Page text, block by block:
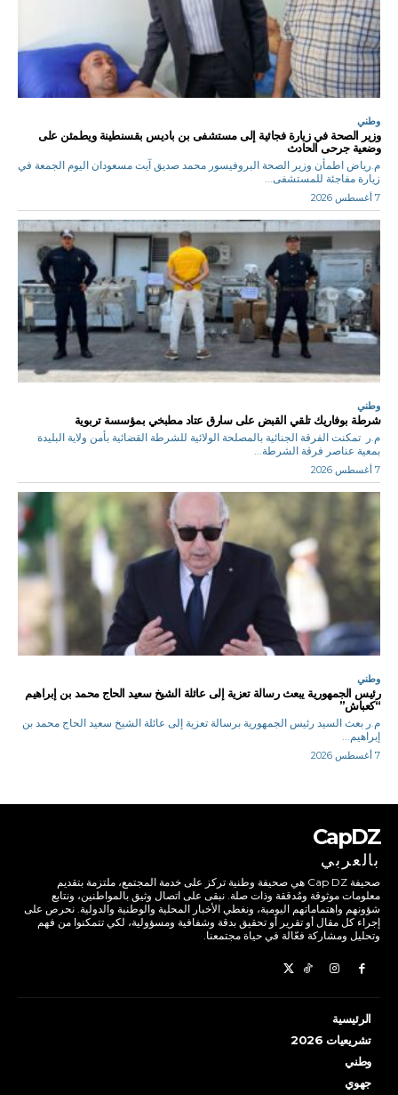
وطني
وزير الصحة في زيارة فجائية إلى مستشفى بن باديس بقسنطينة ويطمئن على
وضعية جرحى الحادث
م.رياض اطمأن وزير الصحة البروفيسور محمد صديق آيت مسعودان اليوم الجمعة في
زيارة مفاجئة للمستشفى...
7 أغسطس 2026
وطني
شرطة بوفاريك تلقي القبض على سارق عتاد مطبخي بمؤسسة تربوية
م.ر تمكنت الفرقة الجنائية بالمصلحة الولائية للشرطة القضائية بأمن ولاية البليدة
بمعية عناصر فرقة الشرطة...
7 أغسطس 2026
وطني
رئيس الجمهورية يبعث رسالة تعزية إلى عائلة الشيخ سعيد الحاج محمد بن إبراهيم
“كعباش”
م.ر بعث السيد رئيس الجمهورية برسالة تعزية إلى عائلة الشيخ سعيد الحاج محمد بن
إبراهيم...
7 أغسطس 2026
CapDZ
بالعربي
صحيفة Cap DZ هي صحيفة وطنية تركز على خدمة المجتمع، ملتزمة بتقديم
معلومات موثوقة ومُدققة وذات صلة. نبقى على اتصال وثيق بالمواطنين، ونتابع
شؤونهم واهتماماتهم اليومية، ونغطي الأخبار المحلية والوطنية والدولية. نحرص على
إجراء كل مقال أو تقرير أو تحقيق بدقة وشفافية ومسؤولية، لكي تتمكنوا من فهم
وتحليل ومشاركة فعّالة في حياة مجتمعنا.
الرئيسية
تشريعيات 2026
وطني
جهوي